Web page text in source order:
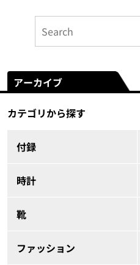
アーカイブ
カテゴリから探す
付録
時計
靴
ファッション